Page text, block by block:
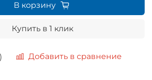
Добавить в сравнение
В корзину
Купить в 1 клик